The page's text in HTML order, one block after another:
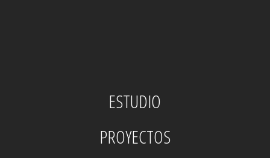
ESTUDIO
PROYECTOS